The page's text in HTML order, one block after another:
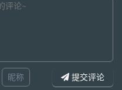
昵称 提交评论